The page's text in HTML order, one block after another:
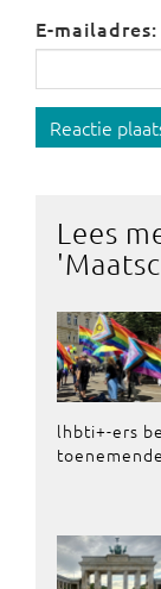
E-mailadres:
Reactie
Lees
'
lhbti+-ers